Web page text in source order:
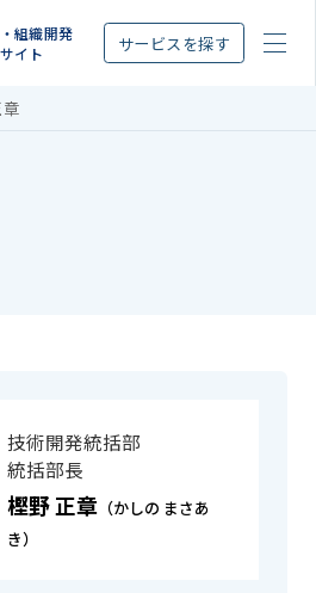
組織開発
イト
サービスを探す
技術開発統括部
統括部長
樫野 正章（かしの まさあ
き）